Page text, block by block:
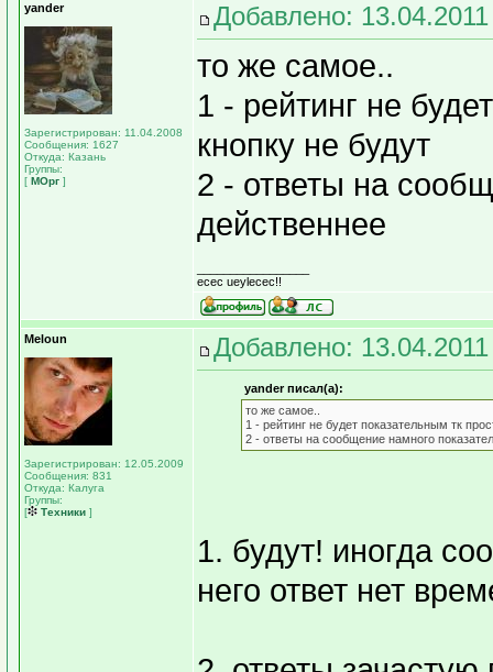
yander
Зарегистрирован: 11.04.2008
Сообщения: 1627
Откуда: Казань
Группы:
[ МОрг ]
Добавлено:
то же самое..
1 - рейтинг не
кнопку не будут
2 - ответы на
действеннее
ecec ueylecec!!
Meloun
Зарегистрирован: 12.05.2009
Сообщения: 831
Откуда: Калуга
Группы:
[
Техники ]
Добавлено:
yander писал(а):
то же самое..
1 - рейтинг не будет показательным тк
2 - ответы на сообщение намного
1. будут! иногда
него ответ нет